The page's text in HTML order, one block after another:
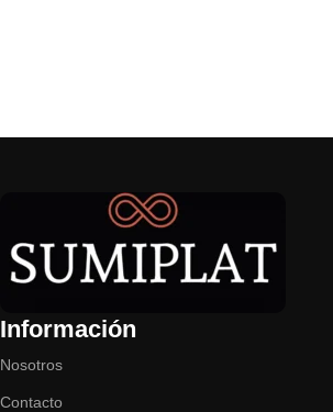
Información
Nosotros
Contacto